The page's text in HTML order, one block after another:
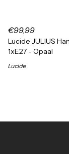
€99,99
Lucide JULIUS
1xE27 - Opaal
Lucide